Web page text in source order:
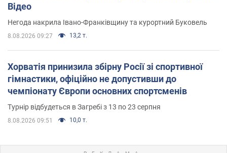
Відео
Негода накрила Івано-Франківщину та курортний Буковель
8.08.2026 09:27 13,2 т.
Хорватія принизила збірну Росії зі спортивної
гімнастики, офіційно не допустивши до
чемпіонату Європи основних спортсменів
Турнір відбудеться в Загребі з 13 по 23 серпня
8.08.2026 09:51 10,0 т.